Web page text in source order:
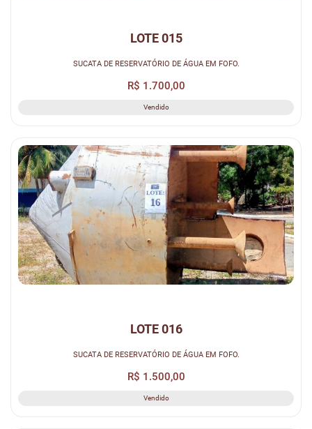
LOTE 015
SUCATA DE RESERVATÓRIO DE ÁGUA EM FOFO.
R$ 1.700,00
Vendido
LOTE 016
SUCATA DE RESERVATÓRIO DE ÁGUA EM FOFO.
R$ 1.500,00
Vendido